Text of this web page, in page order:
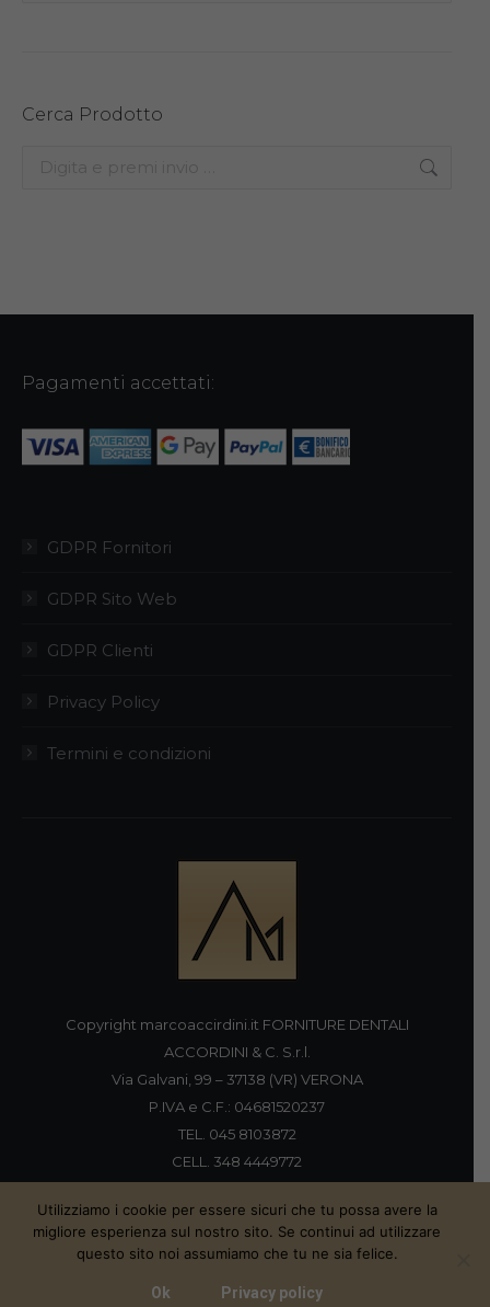
Cerca Prodotto
Pagamenti accettati:
GDPR Fornitori
GDPR Sito Web
GDPR Clienti
Privacy Policy
Termini e condizioni
Copyright marcoaccirdini.it FORNITURE DENTALI
ACCORDINI & C. S.r.l.
Via Galvani, 99 – 37138 (VR) VERONA
P.IVA e C.F.: 04681520237
TEL. 045 8103872
CELL. 348 4449772
Proudly handmade by
Utilizziamo i cookie per essere sicuri che tu possa avere la
migliore esperienza sul nostro sito. Se continui ad utilizzare
questo sito noi assumiamo che tu ne sia felice.
Ok Privacy policy